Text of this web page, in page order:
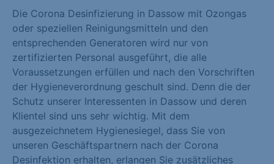
Die Corona Desinfizierung in Dassow mit Ozongas
oder speziellen Reinigungsmitteln und den
entsprechenden Generatoren wird nur von
zertifizierten Personal ausgeführt, die alle
Voraussetzungen erfüllen und nach den Vorschriften
der Hygieneverordnung geschult sind. Denn die der
Schutz unserer Interessenten in Dassow und deren
Klientel sind uns sehr wichtig. Mit dem
ausgezeichnetem Hygienesiegel, dass Sie von
unseren Geschäftspartnern nach der Corona
Desinfektion erhalten, erlangen Sie zusätzliches